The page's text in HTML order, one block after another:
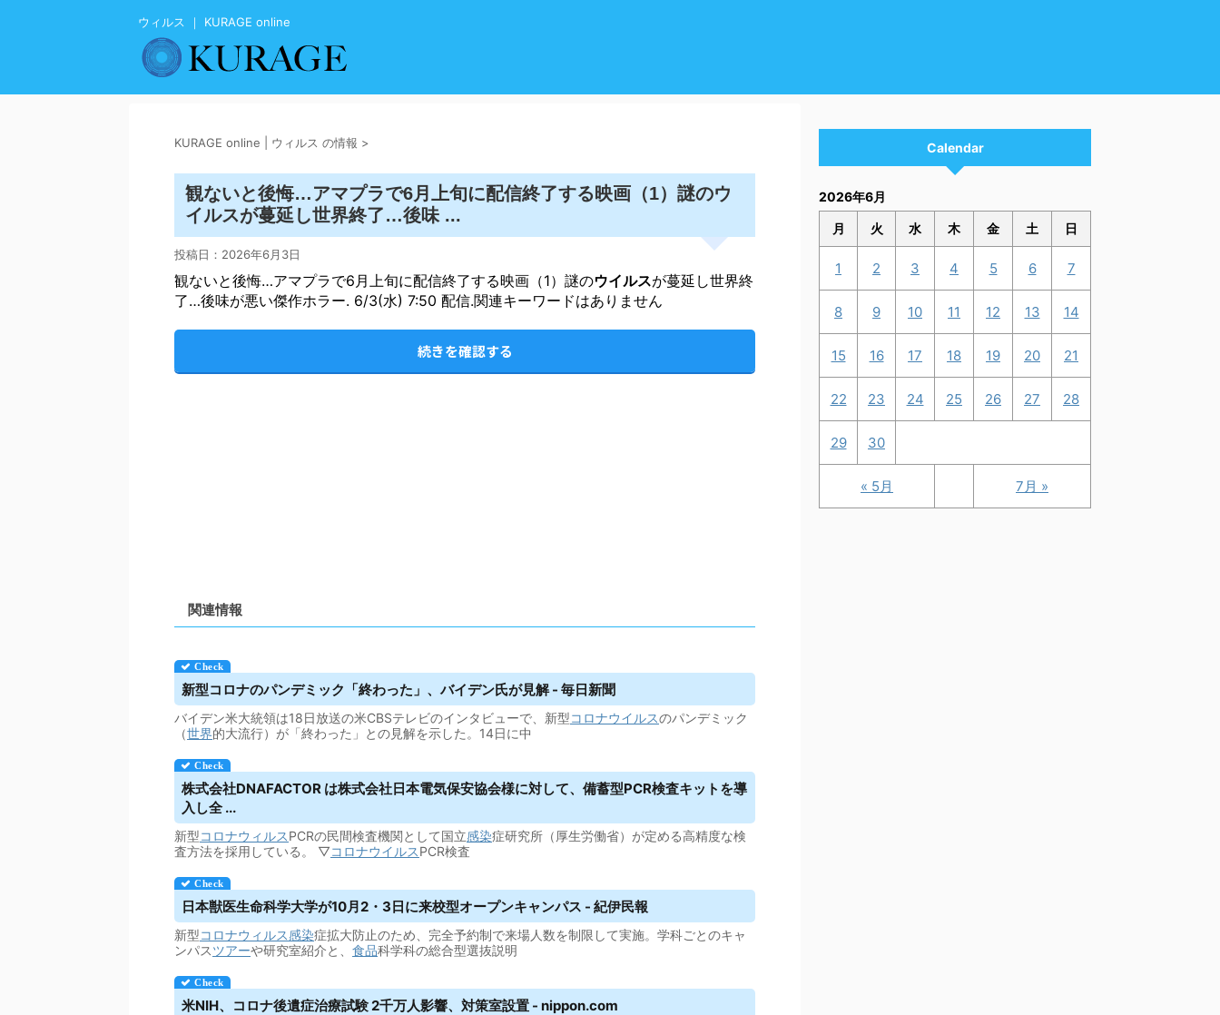
ウィルス ｜ KURAGE online
KURAGE online | ウィルス の情報 >
観ないと後悔…アマプラで6月上旬に配信終了する映画（1）謎のウ
イルスが蔓延し世界終了…後味 ...
投稿日： 2026年6月3日
観ないと後悔…アマプラで6月上旬に配信終了する映画（1）謎のウイルスが蔓延し世界終
了…後味が悪い傑作ホラー. 6/3(水) 7:50 配信.関連キーワードはありません
続きを確認する
関連情報
新型コロナのパンデミック「終わった」、バイデン氏が見解 - 毎日新聞
バイデン米大統領は18日放送の米CBSテレビのインタビューで、新型コロナウイルスのパンデミック
（世界的大流行）が「終わった」との見解を示した。14日に中
株式会社DNAFACTOR は株式会社日本電気保安協会様に対して、備蓄型PCR検査キットを導
入し全 ...
新型コロナウィルスPCRの民間検査機関として国立感染症研究所（厚生労働省）が定める高精度な検
査方法を採用している。 ▽コロナウイルスPCR検査
日本獣医生命科学大学が10月2・3日に来校型オープンキャンパス - 紀伊民報
新型コロナウィルス感染症拡大防止のため、完全予約制で来場人数を制限して実施。学科ごとのキャ
ンパスツアーや研究室紹介と、 食品科学科の総合型選抜説明
米NIH、コロナ後遺症治療試験 2千万人影響、対策室設置 - nippon.com
Calendar
2026年6月
月 火 水 木 金 土 日
« 5月 7月 »
1 2 3 4 5 6 7
8 9 10 11 12 13 14
15 16 17 18 19 20 21
22 23 24 25 26 27 28
29 30